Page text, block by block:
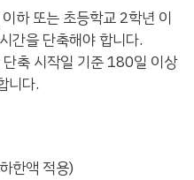
하 또는 초등학교 2학년 이
간을 단축해야 합니다.
축 시작일 기준 180일 이상
니다.
한액 적용)